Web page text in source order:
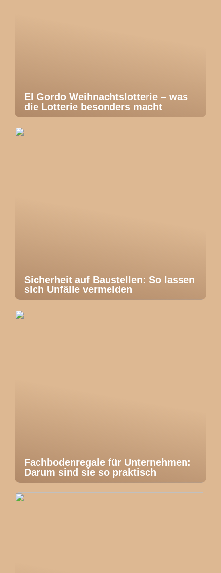
El Gordo Weihnachtslotterie – was
die Lotterie besonders macht
Sicherheit auf Baustellen: So lassen
sich Unfälle vermeiden
Fachbodenregale für Unternehmen:
Darum sind sie so praktisch